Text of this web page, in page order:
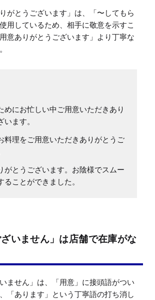
がとうございます」は、「〜してもら
用しているため、相手に敬意を示すこ
意ありがとうございます」より丁寧な
めにお忙しい中ご用意いただきあり
ます。
料理をご用意いただきありがとうご
がとうございます。お陰様でスムー
ることができました。
ざいません」は店舗で在庫がな
ません」は、「用意」に接頭語がつい
「あります」という丁寧語の打ち消し